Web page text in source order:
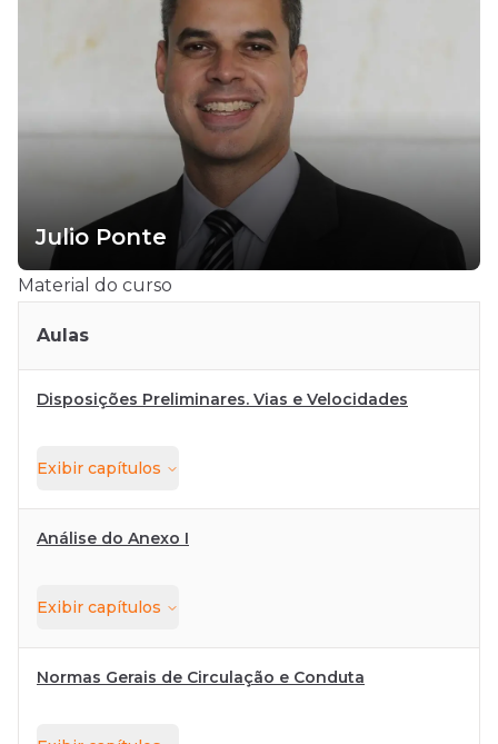
Julio Ponte
Material do curso
Aulas
Disposições Preliminares. Vias e Velocidades
Exibir capítulos
Análise do Anexo I
Exibir capítulos
Normas Gerais de Circulação e Conduta